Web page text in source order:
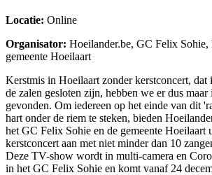
Locatie: Online
Organisator: Hoeilander.be, GC Felix Sohie,
gemeente Hoeilaart
Kerstmis in Hoeilaart zonder kerstconcert, dat
de zalen gesloten zijn, hebben we er dus maar
gevonden. Om iedereen op het einde van dit
hart onder de riem te steken, bieden
het GC Felix Sohie en de gemeente Hoeilaart
kerstconcert aan met niet minder dan 10
Deze TV-show wordt in multi-camera en
in het GC Felix Sohie en komt vanaf 24